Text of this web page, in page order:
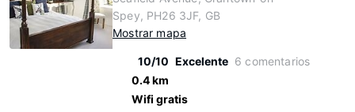
Spey, PH26 3JF, GB
Mostrar mapa
10/10 Excelente 6 comentarios
0.4 km
Wifi gratis